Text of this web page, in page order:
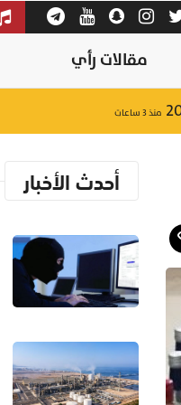
مقالات رأي
منذ ٣ ساعات
أحدث الأخبار